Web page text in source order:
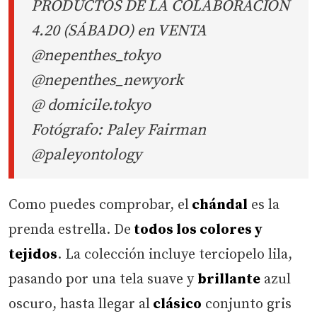
PRODUCTOS DE LA COLABORACIÓN
4.20 (SÁBADO) en VENTA
@nepenthes_tokyo
@nepenthes_newyork
@ domicile.tokyo
Fotógrafo: Paley Fairman
@paleyontology
Como puedes comprobar, el chándal es la
prenda estrella. De todos los colores y
tejidos. La colección incluye terciopelo lila,
pasando por una tela suave ybrillante azul
oscuro, hasta llegar al clásico conjunto gris